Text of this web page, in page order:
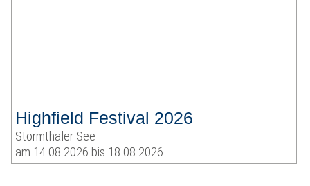
Highfield Festival 2026
Störmthaler See
am 14.08.2026 bis 18.08.2026